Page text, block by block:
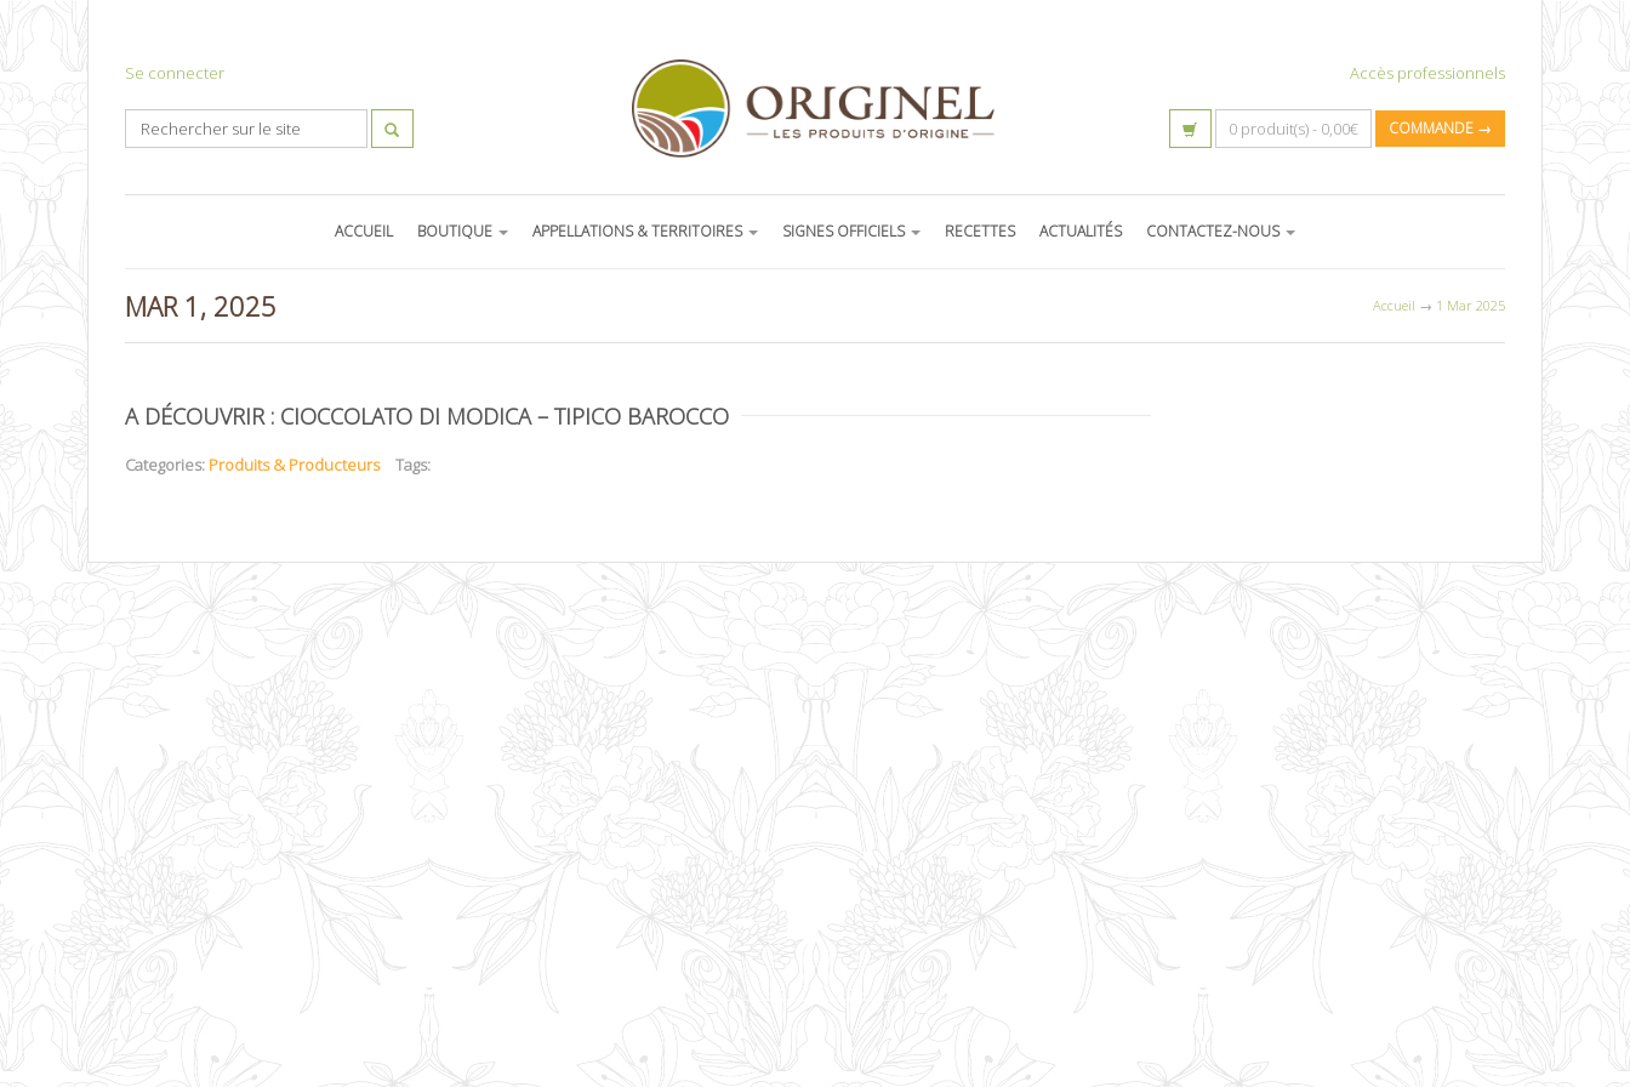
Se connecter Accès professionnels
0 produit(s) - 0,00€ COMMANDE →
ACCUEIL BOUTIQUE APPELLATIONS & TERRITOIRES SIGNES OFFICIELS RECETTES ACTUALITÉS CONTACTEZ-NOUS
MAR 1, 2025 Accueil → 1 Mar 2025
A DÉCOUVRIR : CIOCCOLATO DI MODICA – TIPICO BAROCCO
Categories: Produits & Producteurs Tags: